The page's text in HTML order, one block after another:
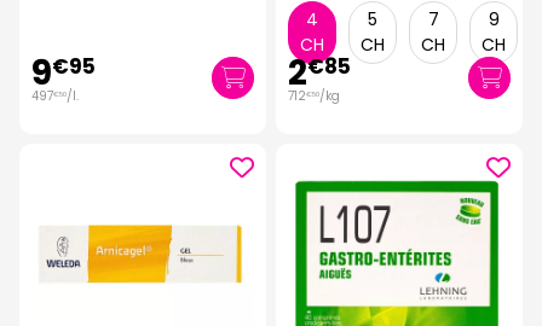
9€95
497€50/l.
4
CH
5
CH
7
CH
9
CH
2€85
712€50/kg